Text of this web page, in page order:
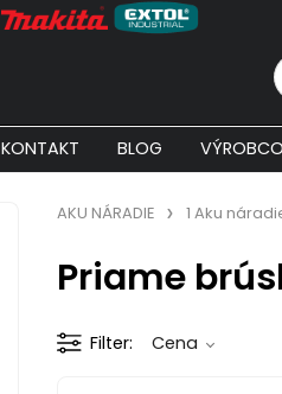
KONTAKT BLOG
AKU NÁRADIE 1 Aku
Priame
Filter Cena